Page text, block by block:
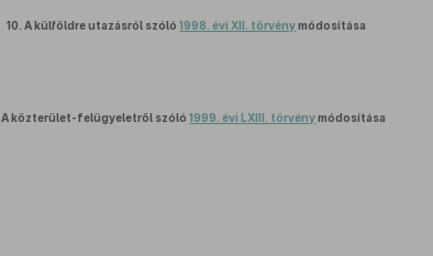
10. A külföldre utazásról szóló1998. évi XII. törvénymódosítása
A közterület-felügyeletről szóló1999. évi LXIII. törvénymódosítása